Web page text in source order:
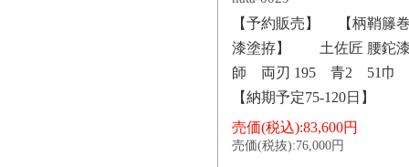
【予約販売】 【柄鞘籐
漆塗拵】 土佐匠 腰鉈
師 両刃 195 青2 51巾
【納期予定75-120日】
売価(税込):83,600円
売価(税抜):76,000円